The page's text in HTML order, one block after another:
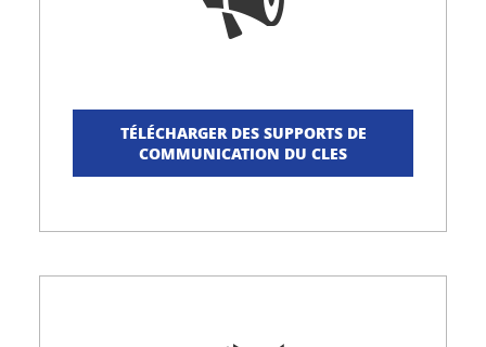
TÉLÉCHARGER DES SUPPORTS DE
COMMUNICATION DU CLES